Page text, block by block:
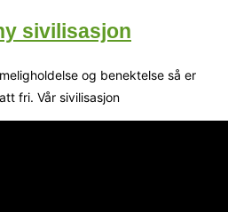
sivilisasjon
og benektelse så er
fri. Vår sivilisasjon